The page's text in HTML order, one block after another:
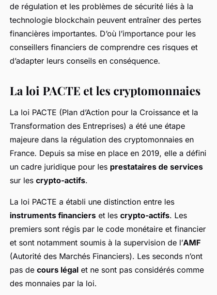
de régulation et les problèmes de sécurité liés à la
technologie blockchain peuvent entraîner des pertes
financières importantes. D’où l’importance pour les
conseillers financiers de comprendre ces risques et
d’adapter leurs conseils en conséquence.
La loi PACTE et les cryptomonnaies
La loi PACTE (Plan d’Action pour la Croissance et la
Transformation des Entreprises) a été une étape
majeure dans la régulation des cryptomonnaies en
France. Depuis sa mise en place en 2019, elle a défini
un cadre juridique pour les prestataires de services
sur les crypto-actifs.
La loi PACTE a établi une distinction entre les
instruments financiers et les crypto-actifs. Les
premiers sont régis par le code monétaire et financier
et sont notamment soumis à la supervision de l’AMF
(Autorité des Marchés Financiers). Les seconds n’ont
pas de cours légal et ne sont pas considérés comme
des monnaies par la loi.